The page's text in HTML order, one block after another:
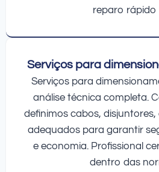
reparo rápido
Serviços para
Serviços para
análise técnica completa.
definimos cabos,
adequados para garantir
e economia. Profissional
dentro das